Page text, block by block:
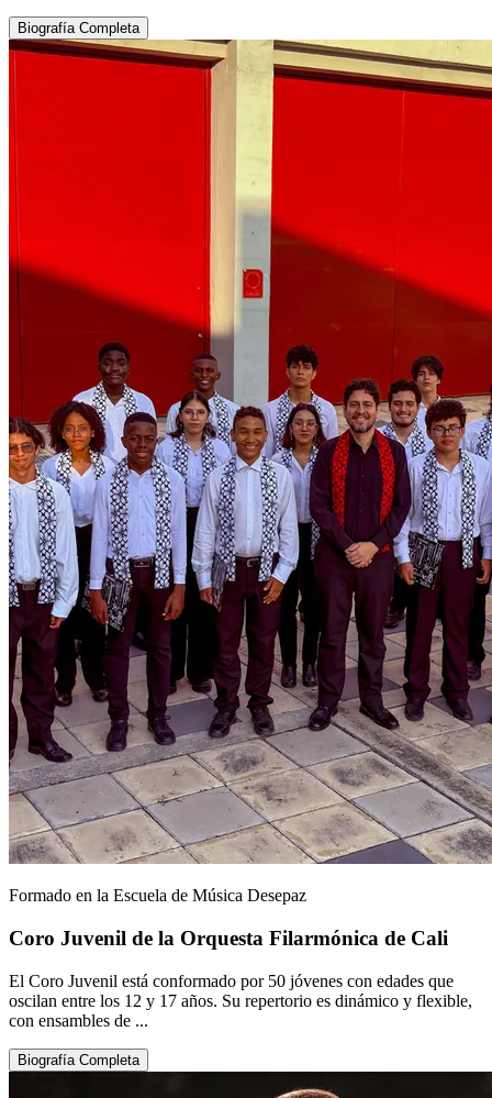
Biografía Completa
Formado en la Escuela de Música Desepaz
Coro Juvenil de la Orquesta Filarmónica de Cali
El Coro Juvenil está conformado por 50 jóvenes con edades que
oscilan entre los 12 y 17 años. Su repertorio es dinámico y flexible,
con ensambles de ...
Biografía Completa